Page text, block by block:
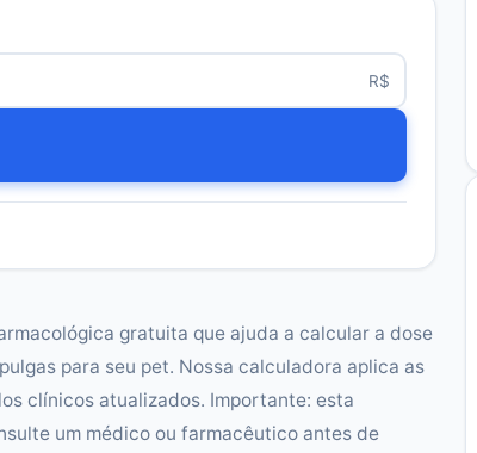
R$
gratuita que ajuda a calcular a dose
para seu pet. Nossa calculadora aplica as
clínicos atualizados. Importante: esta
um médico ou farmacêutico antes de